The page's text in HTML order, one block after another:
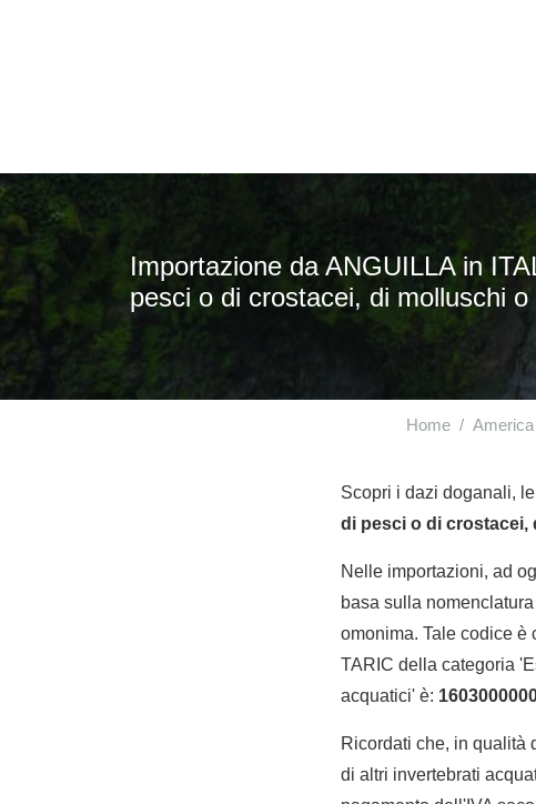
Importazione da ANGUILLA in
pesci o di crostacei, di molluschi
Home
Scopri i dazi doganali,
di pesci o di
Nelle importazioni, ad
basa sulla
omonima. Tale codice è
TARIC della categoria
acquatici' è:
Ricordati che, in qualità
di altri invertebrati